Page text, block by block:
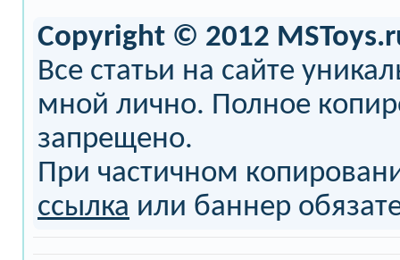
Copyright © 2012
Все статьи на сайте
мной лично. Полное
запрещено.
При частичном
ссылка или баннер